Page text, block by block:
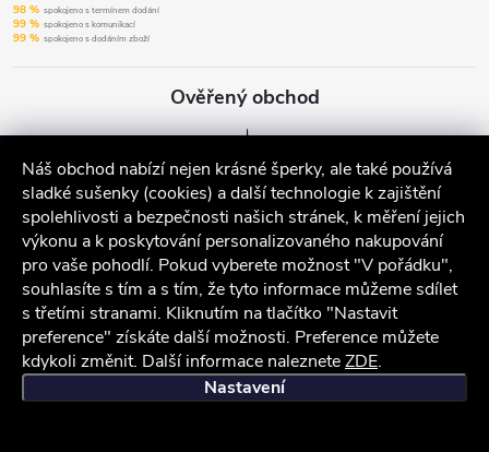
Náš obchod nabízí nejen krásné šperky, ale také používá
sladké sušenky (cookies) a další technologie k zajištění
spolehlivosti a bezpečnosti našich stránek, k měření jejich
výkonu a k poskytování personalizovaného nakupování
pro vaše pohodlí. Pokud vyberete možnost "V pořádku",
souhlasíte s tím a s tím, že tyto informace můžeme sdílet
s třetími stranami. Kliknutím na tlačítko "Nastavit
preference" získáte další možnosti. Preference můžete
kdykoli změnit. Další informace nalezneteZDE.
Nastavení
98 % spokojeno s termínem dodání
99 % spokojeno s komunikací
99 % spokojeno s dodáním zboží
Ověřený obchod
iocel.cz Obchodní podmínky Ochrana osobních údajů